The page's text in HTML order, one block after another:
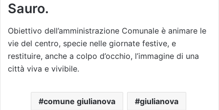
Sauro.
Obiettivo dell’amministrazione Comunale è animare le
vie del centro, specie nelle giornate festive, e
restituire, anche a colpo d’occhio, l’immagine di una
città viva e vivibile.
comune giulianova giulianova